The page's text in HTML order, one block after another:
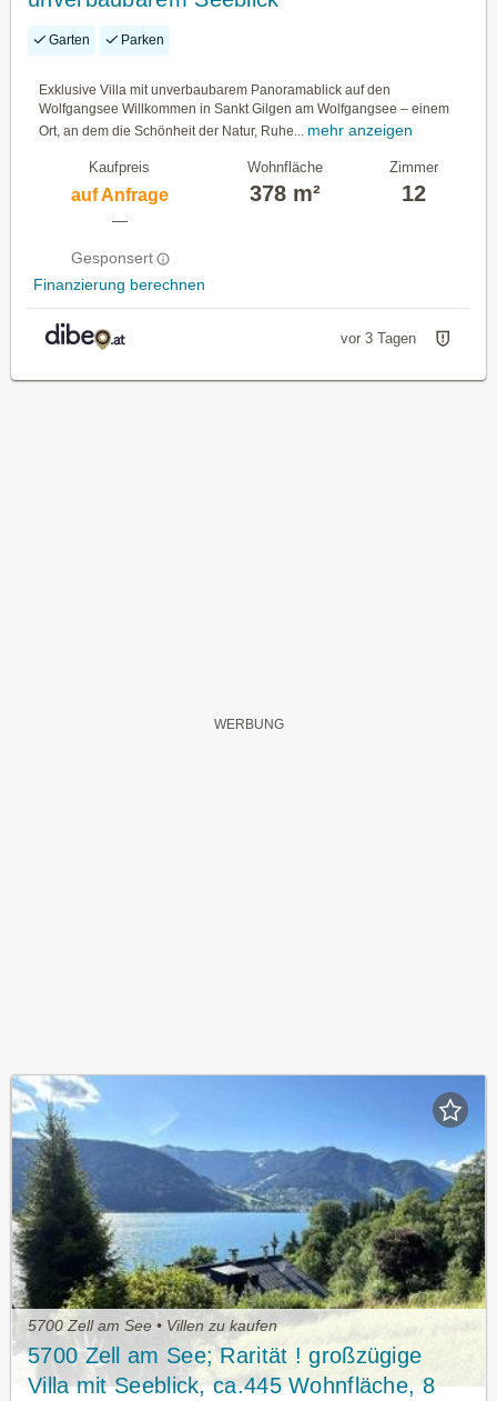
Garten Parken
Exklusive Villa mit unverbaubarem Panoramablick auf den
Wolfgangsee Willkommen in Sankt Gilgen am Wolfgangsee – einem
Ort, an dem die Schönheit der Natur, Ruhe... mehr anzeigen
Kaufpreis
auf Anfrage
—
Gesponsert
Finanzierung berechnen
Wohnfläche
378 m²
Zimmer
12
vor 3 Tagen
5700 Zell am See • Villen zu kaufen
5700 Zell am See; Rarität ! großzügige
Villa mit Seeblick, ca.445 Wohnfläche, 8